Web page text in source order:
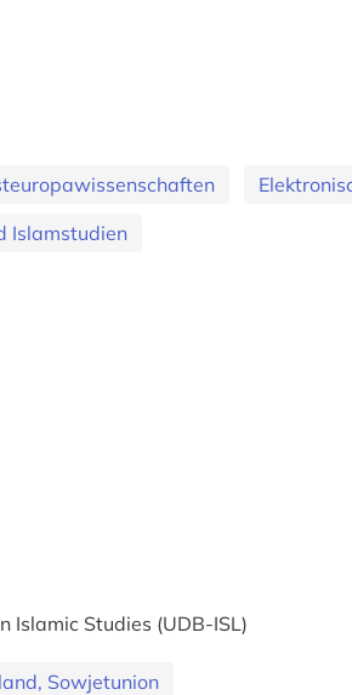
Islamstudien
Islamic Studies (UDB-ISL)
Sowjetunion